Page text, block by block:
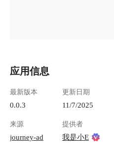
应用信息
最新版本
0.0.3
更新日期
11/7/2025
来源
journey-ad
提供者
我是小E